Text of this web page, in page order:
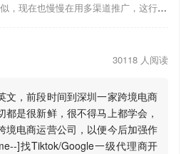
老哥，你情况与2年前的我很相似，现在也慢慢在用多渠道推广，这行有钱景，你有基础上手会比较快，不必担心。至于Google还是Facebook哪好上手，我是Google广告入手，现在迷上外贸推关注大神们的营销推广干货。有空你也可多泡下这站，真能学到不少东西；希望可以帮到你！
30118 人阅读
文，前段时间到深圳一家跨境电商
是很新鲜，很不得马上都学会，
境电商运营公司，以便今后加强作
]找Tiktok/Google一级代理商开